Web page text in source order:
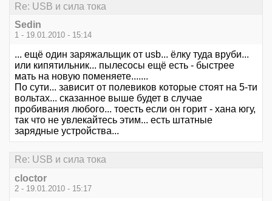
Re: USB и сила тока
Sedin
1 - 19.01.2010 - 15:14
... ещё один заряжальщик от usb... ёлку туда вруби...
или кипятильник... пылесосы ещё есть - быстрее
мать на новую поменяете.......
По сути... зависит от полевиков которые стоят на 5-ти
вольтах... сказанное выше будет в случае
пробивания любого... тоесть если он горит - хана югу,
так что не увлекайтесь этим... есть штатные
зарядные устройства...
Re: USB и сила тока
cloctor
2 - 19.01.2010 - 15:17